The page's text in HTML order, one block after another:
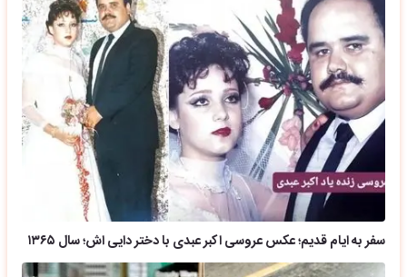
سفر به ایام قدیم؛ عکس عروسی اکبر عبدی با دختر دایی اش؛ سال ۱۳۶۵